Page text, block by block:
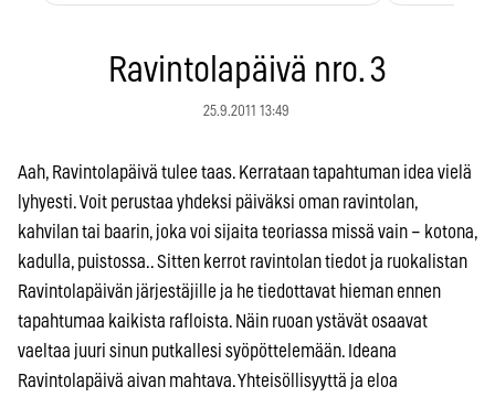
Ravintolapäivä nro. 3
25.9.2011 13:49
Aah, Ravintolapäivä tulee taas. Kerrataan tapahtuman idea vielä
lyhyesti. Voit perustaa yhdeksi päiväksi oman ravintolan,
kahvilan tai baarin, joka voi sijaita teoriassa missä vain – kotona,
kadulla, puistossa.. Sitten kerrot ravintolan tiedot ja ruokalistan
Ravintolapäivän järjestäjille ja he tiedottavat hieman ennen
tapahtumaa kaikista rafloista. Näin ruoan ystävät osaavat
vaeltaa juuri sinun putkallesi syöpöttelemään. Ideana
Ravintolapäivä aivan mahtava. Yhteisöllisyyttä ja eloa